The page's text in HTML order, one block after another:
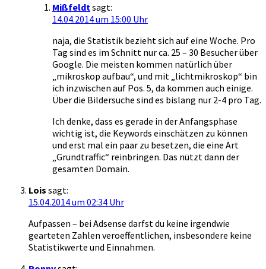
Mißfeldt sagt:
14.04.2014 um 15:00 Uhr
naja, die Statistik bezieht sich auf eine Woche. Pro
Tag sind es im Schnitt nur ca. 25 – 30 Besucher über
Google. Die meisten kommen natürlich über
„mikroskop aufbau“, und mit „lichtmikroskop“ bin
ich inzwischen auf Pos. 5, da kommen auch einige.
Über die Bildersuche sind es bislang nur 2-4 pro Tag.
Ich denke, dass es gerade in der Anfangsphase
wichtig ist, die Keywords einschätzen zu können
und erst mal ein paar zu besetzen, die eine Art
„Grundtraffic“ reinbringen. Das nützt dann der
gesamten Domain.
Lois sagt:
15.04.2014 um 02:34 Uhr
Aufpassen – bei Adsense darfst du keine irgendwie
gearteten Zahlen veroeffentlichen, insbesondere keine
Statistikwerte und Einnahmen.